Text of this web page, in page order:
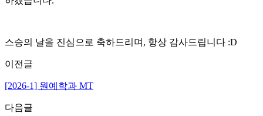
스승의 날을 진심으로 축하드리며, 항상 감사드립니다 :D
이전글
[2026-1] 원예학과 MT
다음글